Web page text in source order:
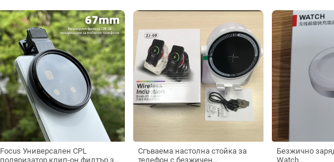
Focus Универсален CPL
поляризатор клип-он филтър за
Сгъваема настолна стойка за
телефон с безжичен
Безжично
Watch